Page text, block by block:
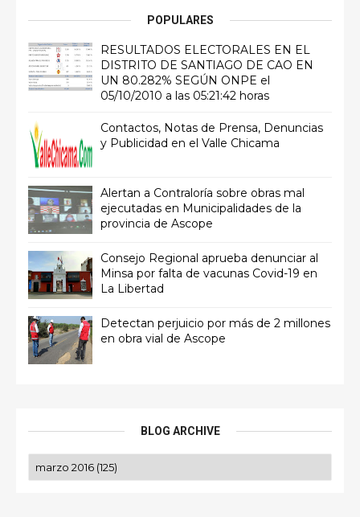
POPULARES
RESULTADOS ELECTORALES EN EL
DISTRITO DE SANTIAGO DE CAO EN
UN 80.282% SEGÚN ONPE el
05/10/2010 a las 05:21:42 horas
Contactos, Notas de Prensa, Denuncias
y Publicidad en el Valle Chicama
Alertan a Contraloría sobre obras mal
ejecutadas en Municipalidades de la
provincia de Ascope
Consejo Regional aprueba denunciar al
Minsa por falta de vacunas Covid-19 en
La Libertad
Detectan perjuicio por más de 2 millones
en obra vial de Ascope
BLOG ARCHIVE